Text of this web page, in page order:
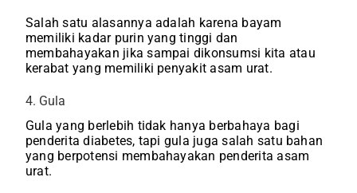
Salah satu alasannya adalah karena bayam
memiliki kadar purin yang tinggi dan
membahayakan jika sampai dikonsumsi kita atau
kerabat yang memiliki penyakit asam urat.
4. Gula
Gula yang berlebih tidak hanya berbahaya bagi
penderita diabetes, tapi gula juga salah satu bahan
yang berpotensi membahayakan penderita asam
urat.